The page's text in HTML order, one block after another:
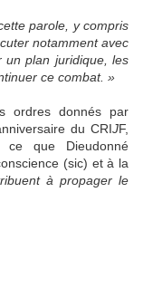
parole, y compris
notamment avec
un plan juridique, les
ce combat. »
ordres donnés par
du CRIJF,
que Dieudonné
(sic) et à la
à propager le